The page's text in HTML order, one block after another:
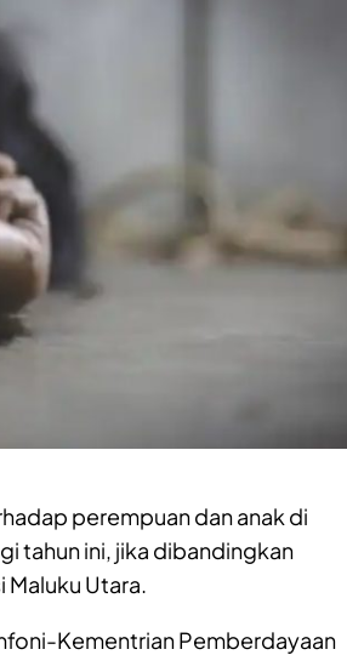
perempuan dan anak di
tahun ini, jika dibandingkan
Utara.
Kementrian Pemberdayaan